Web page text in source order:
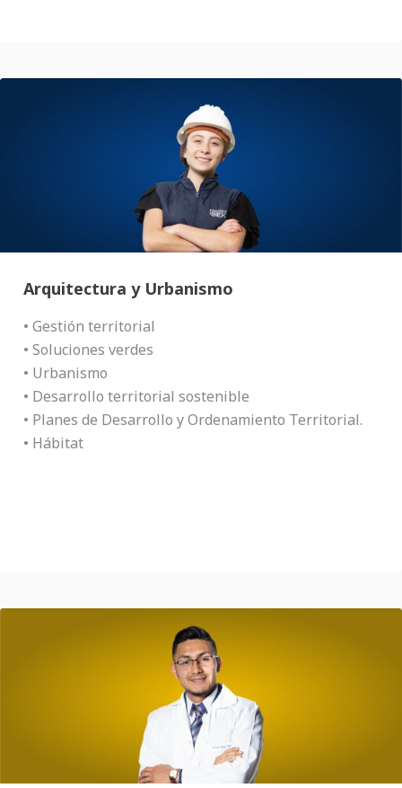
Arquitectura y Urbanismo
• Gestión territorial
• Soluciones verdes
• Urbanismo
• Desarrollo territorial sostenible
• Planes de Desarrollo y Ordenamiento Territorial.
• Hábitat